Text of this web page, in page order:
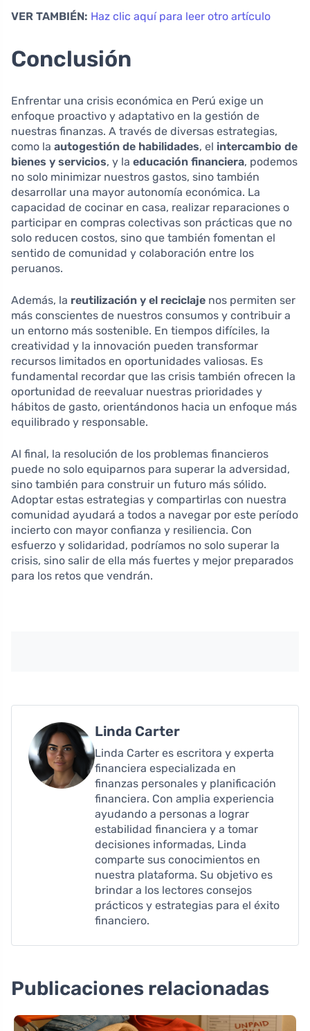
VER TAMBIÉN: Haz clic aquí para leer otro artículo
Conclusión
Enfrentar una crisis económica en Perú exige un
enfoque proactivo y adaptativo en la gestión de
nuestras finanzas. A través de diversas estrategias,
como la autogestión de habilidades, el intercambio de
bienes y servicios, y la educación financiera, podemos
no solo minimizar nuestros gastos, sino también
desarrollar una mayor autonomía económica. La
capacidad de cocinar en casa, realizar reparaciones o
participar en compras colectivas son prácticas que no
solo reducen costos, sino que también fomentan el
sentido de comunidad y colaboración entre los
peruanos.
Además, la reutilización y el reciclaje nos permiten ser
más conscientes de nuestros consumos y contribuir a
un entorno más sostenible. En tiempos difíciles, la
creatividad y la innovación pueden transformar
recursos limitados en oportunidades valiosas. Es
fundamental recordar que las crisis también ofrecen la
oportunidad de reevaluar nuestras prioridades y
hábitos de gasto, orientándonos hacia un enfoque más
equilibrado y responsable.
Al final, la resolución de los problemas financieros
puede no solo equiparnos para superar la adversidad,
sino también para construir un futuro más sólido.
Adoptar estas estrategias y compartirlas con nuestra
comunidad ayudará a todos a navegar por este período
incierto con mayor confianza y resiliencia. Con
esfuerzo y solidaridad, podríamos no solo superar la
crisis, sino salir de ella más fuertes y mejor preparados
para los retos que vendrán.
Linda Carter
Linda Carter es escritora y experta
financiera especializada en
finanzas personales y planificación
financiera. Con amplia experiencia
ayudando a personas a lograr
estabilidad financiera y a tomar
decisiones informadas, Linda
comparte sus conocimientos en
nuestra plataforma. Su objetivo es
brindar a los lectores consejos
prácticos y estrategias para el éxito
financiero.
Publicaciones relacionadas